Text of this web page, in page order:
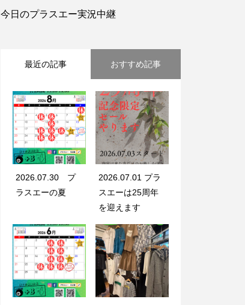
今日のプラスエー実況中継
最近の記事 おすすめ記事
2026.07.30 プ
ラスエーの夏
2026.07.01 プラ
スエーは25周年
を迎えます